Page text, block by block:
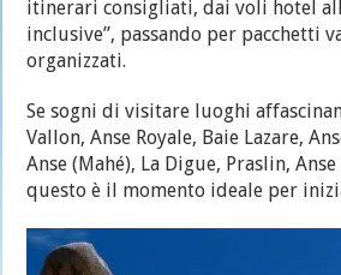
itinerari consigliati, dai voli hotel
inclusive”, passando per pacchetti
organizzati.
Se sogni di visitare luoghi
Vallon, Anse Royale, Baie Lazare,
Anse (Mahé), La Digue, Praslin,
questo è il momento ideale per